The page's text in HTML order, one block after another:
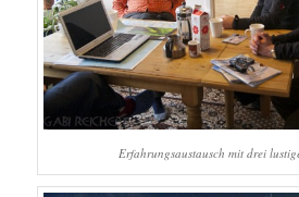
Erfahrungsaustausch mit drei